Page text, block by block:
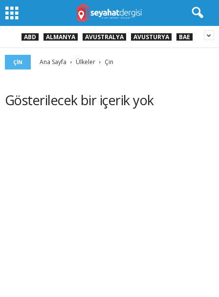
ABD ALMANYA AVUSTRALYA AVUSTURYA BAE
ÇIN Ana Sayfa Ülkeler Çin
Gösterilecek bir içerik yok